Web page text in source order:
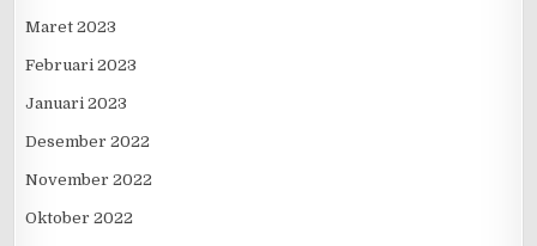
Maret 2023
Februari 2023
Januari 2023
Desember 2022
November 2022
Oktober 2022